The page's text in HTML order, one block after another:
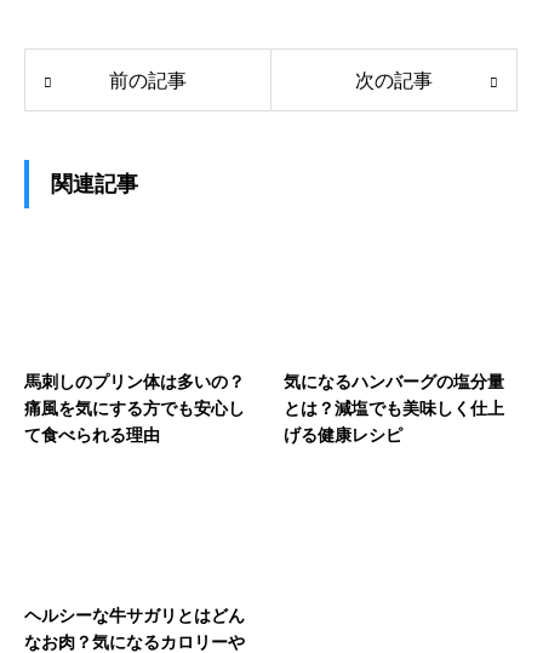
前の記事 次の記事
関連記事
馬刺しのプリン体は多いの？
痛風を気にする方でも安心し
て食べられる理由
気になるハンバーグの塩分量
とは？減塩でも美味しく仕上
げる健康レシピ
ヘルシーな牛サガリとはどん
なお肉？気になるカロリーや